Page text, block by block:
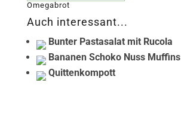
Omegabrot
Auch interessant...
Bunter Pastasalat mit Rucola
Bananen Schoko Nuss Muffins
Quittenkompott